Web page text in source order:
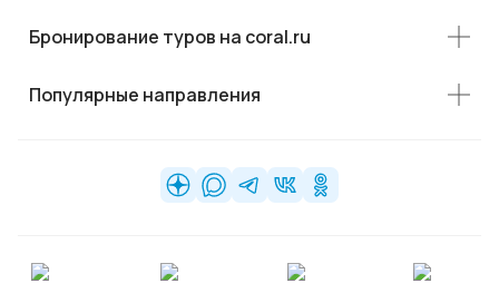
Бронирование туров на coral.ru
Популярные направления